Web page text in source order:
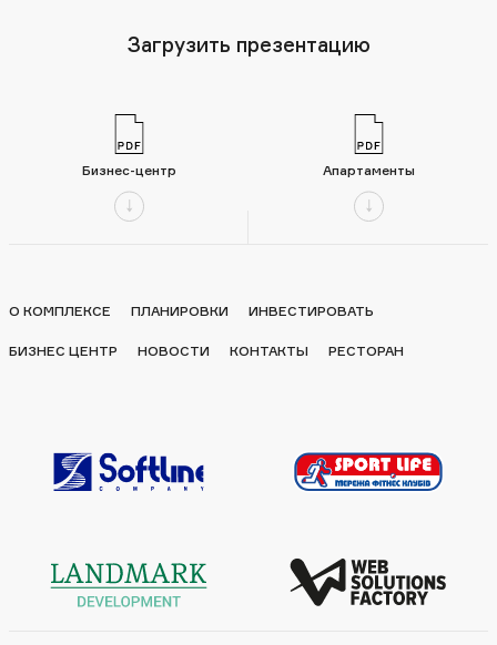
О КОМПЛЕКСЕ ПЛАНИРОВКИ ИНВЕСТИРОВАТЬ
БИЗНЕС ЦЕНТР НОВОСТИ КОНТАКТЫ РЕСТОРАН
Загрузить презентацию
Бизнес-центр Апартаменты